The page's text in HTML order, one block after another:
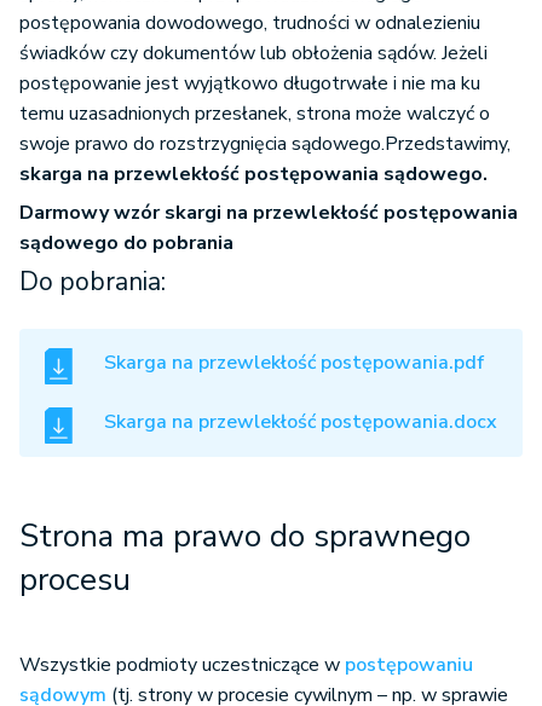
postępowania dowodowego, trudności w odnalezieniu
świadków czy dokumentów lub obłożenia sądów. Jeżeli
postępowanie jest wyjątkowo długotrwałe i nie ma ku
temu uzasadnionych przesłanek, strona może walczyć o
swoje prawo do rozstrzygnięcia sądowego.Przedstawimy,
skarga na przewlekłość postępowania sądowego.
Darmowy wzór skargi na przewlekłość postępowania
sądowego do pobrania
Do pobrania:
Skarga na przewlekłość postępowania.pdf
Skarga na przewlekłość postępowania.docx
Strona ma prawo do sprawnego
procesu
Wszystkie podmioty uczestniczące w postępowaniu
sądowym (tj. strony w procesie cywilnym – np. w sprawie